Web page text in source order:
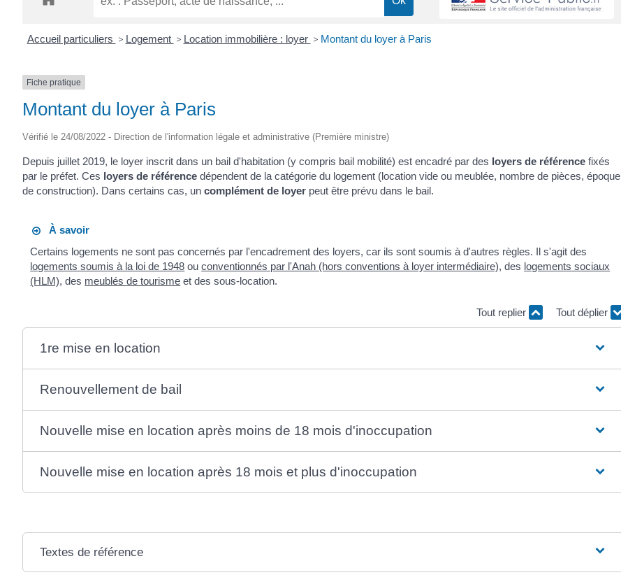
Accueil particuliers > Logement > Location immobilière : loyer > Montant du loyer à Paris
Fiche pratique
Montant du loyer à Paris
Vérifié le 24/08/2022 - Direction de l'information légale et administrative (Première ministre)
Depuis juillet 2019, le loyer inscrit dans un bail d'habitation (y compris bail mobilité) est encadré par des loyers de référence fixés
par le préfet. Ces loyers de référence dépendent de la catégorie du logement (location vide ou meublée, nombre de pièces, époque
de construction). Dans certains cas, un complément de loyer peut être prévu dans le bail.
À savoir
Certains logements ne sont pas concernés par l'encadrement des loyers, car ils sont soumis à d'autres règles. Il s'agit des
logements soumis à la loi de 1948 ouconventionnés par l'Anah (hors conventions à loyer intermédiaire), des logements sociaux
(HLM), des meublés de tourisme et des sous-location.
Tout replier Tout déplier
1re mise en location
Renouvellement de bail
Nouvelle mise en location après moins de 18 mois d'inoccupation
Nouvelle mise en location après 18 mois et plus d'inoccupation
Textes de référence